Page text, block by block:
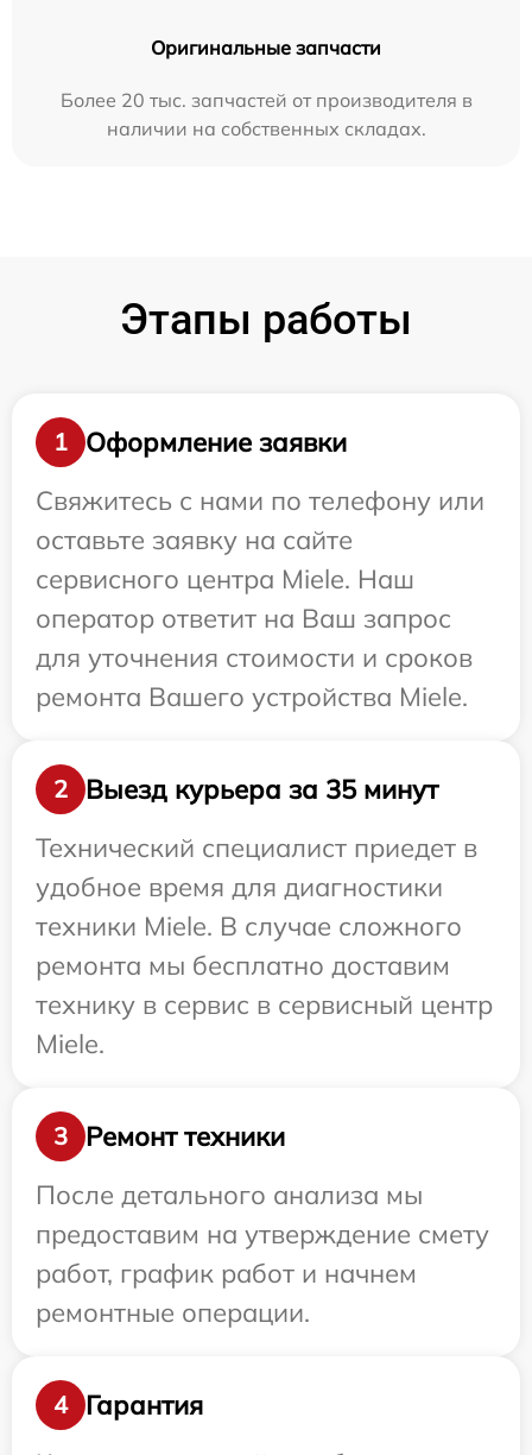
Оригинальные запчасти
Более 20 тыс. запчастей от производителя в
наличии на собственных складах.
Этапы работы
1
Оформление заявки
Свяжитесь с нами по телефону или
оставьте заявку на сайте
сервисного центра Miele. Наш
оператор ответит на Ваш запрос
для уточнения стоимости и сроков
ремонта Вашего устройства Miele.
2
Выезд курьера за 35 минут
Технический специалист приедет в
удобное время для диагностики
техники Miele. В случае сложного
ремонта мы бесплатно доставим
технику в сервис в сервисный центр
Miele.
3
Ремонт техники
После детального анализа мы
предоставим на утверждение смету
работ, график работ и начнем
ремонтные операции.
4
Гарантия